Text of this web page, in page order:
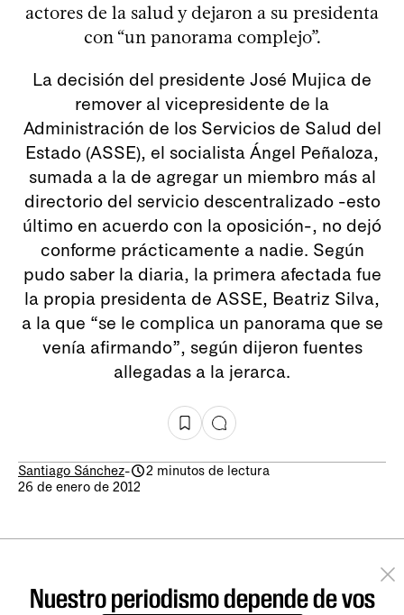
actores de la salud y dejaron a su presidenta
con “un panorama complejo”.
La decisión del presidente José Mujica de
remover al vicepresidente de la
Administración de los Servicios de Salud del
Estado (ASSE), el socialista Ángel Peñaloza,
sumada a la de agregar un miembro más al
directorio del servicio descentralizado -esto
último en acuerdo con la oposición-, no dejó
conforme prácticamente a nadie. Según
pudo saber la diaria, la primera afectada fue
la propia presidenta de ASSE, Beatriz Silva,
a la que “se le complica un panorama que se
venía afirmando”, según dijeron fuentes
allegadas a la jerarca.
Santiago Sánchez-
2 minutos de lectura
26 de enero de 2012
Nuestro periodismo depende de vos